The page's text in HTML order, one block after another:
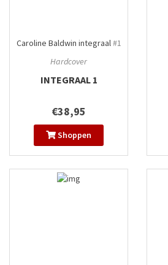
Caroline Baldwin integraal#1
Hardcover
INTEGRAAL 1
€38,95
Shoppen